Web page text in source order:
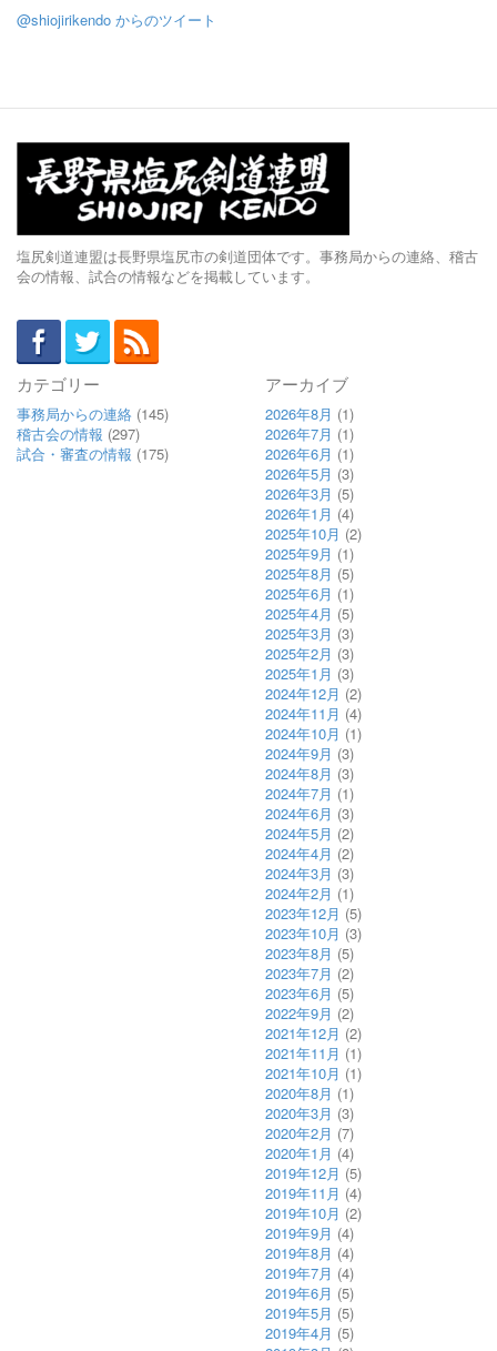
@shiojirikendo からのツイート
塩尻剣道連盟は長野県塩尻市の剣道団体です。事務局からの連絡、稽古
会の情報、試合の情報などを掲載しています。
カテゴリー
事務局からの連絡 (145)
稽古会の情報 (297)
試合・審査の情報 (175)
アーカイブ
2026年8月 (1)
2026年7月 (1)
2026年6月 (1)
2026年5月 (3)
2026年3月 (5)
2026年1月 (4)
2025年10月 (2)
2025年9月 (1)
2025年8月 (5)
2025年6月 (1)
2025年4月 (5)
2025年3月 (3)
2025年2月 (3)
2025年1月 (3)
2024年12月 (2)
2024年11月 (4)
2024年10月 (1)
2024年9月 (3)
2024年8月 (3)
2024年7月 (1)
2024年6月 (3)
2024年5月 (2)
2024年4月 (2)
2024年3月 (3)
2024年2月 (1)
2023年12月 (5)
2023年10月 (3)
2023年8月 (5)
2023年7月 (2)
2023年6月 (5)
2022年9月 (2)
2021年12月 (2)
2021年11月 (1)
2021年10月 (1)
2020年8月 (1)
2020年3月 (3)
2020年2月 (7)
2020年1月 (4)
2019年12月 (5)
2019年11月 (4)
2019年10月 (2)
2019年9月 (4)
2019年8月 (4)
2019年7月 (4)
2019年6月 (5)
2019年5月 (5)
2019年4月 (5)